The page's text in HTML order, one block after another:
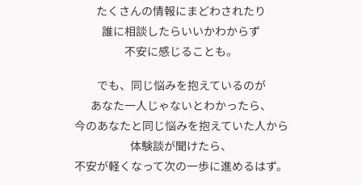
たくさんの情報にまどわされたり
誰に相談したらいいかわからず
不安に感じることも。
でも、同じ悩みを抱えているのが
あなた一人じゃないとわかったら、
今のあなたと同じ悩みを抱えていた人から
体験談が聞けたら、
不安が軽くなって次の一歩に進めるはず。